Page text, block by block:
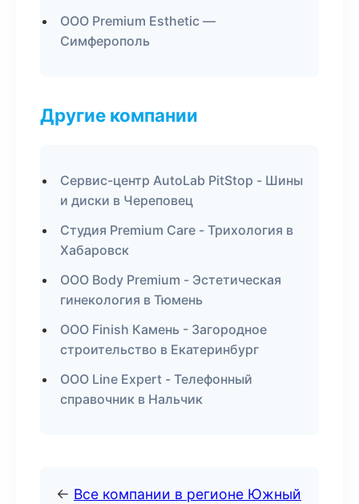
ООО Premium Esthetic —
Симферополь
Другие компании
Сервис-центр AutoLab PitStop - Шины
и диски в Череповец
Студия Premium Care - Трихология в
Хабаровск
ООО Body Premium - Эстетическая
гинекология в Тюмень
ООО Finish Камень - Загородное
строительство в Екатеринбург
ООО Line Expert - Телефонный
справочник в Нальчик
← Все компании в регионе Южный